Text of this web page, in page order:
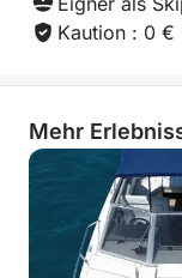
zum
mit Ihren
Mittagessen: auf
1 Tablett mit
Wasser + 6 x
Bier, Roséwein,
Kaution : 0 €
Mehr